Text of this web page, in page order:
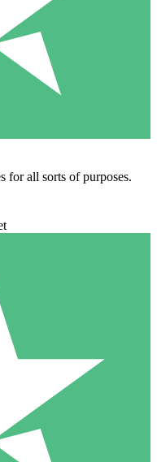
for all sorts of purposes.